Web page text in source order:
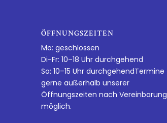
ÖFFNUNGSZEITEN
Mo: geschlossen
Di-Fr: 10–18 Uhr durchgehend
Sa: 10–15 Uhr durchgehendTermine
gerne außerhalb unserer
Öffnungszeiten nach Vereinbarung
möglich.